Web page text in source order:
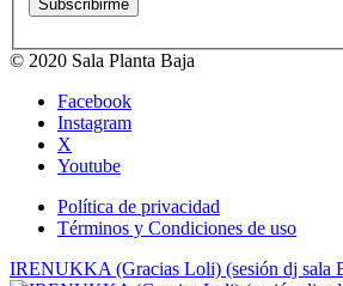
© 2020 Sala Planta Baja
Facebook
Instagram
X
Youtube
Política de privacidad
Términos y Condiciones de uso
IRENUKKA (Gracias Loli) (sesión dj sala